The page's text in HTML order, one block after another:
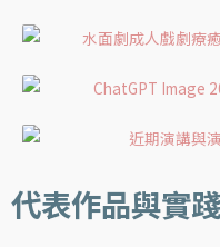
代表作品與實踐